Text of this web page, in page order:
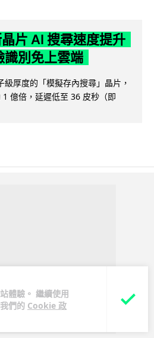
體驗。 繼續使用
們的 Cookie 政
片 AI 搜尋速度提升
識別免上雲端
厚度的「模擬存內搜尋」晶片，
1 億倍，延遲低至 36 皮秒（即